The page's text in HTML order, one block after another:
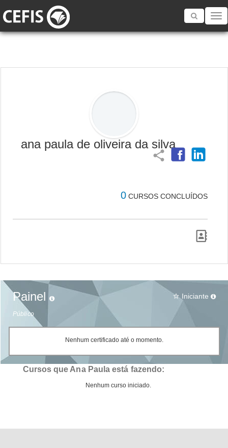
Toggle
ana paula de oliveira da silva
share
0 CURSOS CONCLUÍDOS
Painel
Público
star_border Iniciante
Nenhum certificado até o momento.
Cursos que Ana Paula está fazendo:
Nenhum curso iniciado.